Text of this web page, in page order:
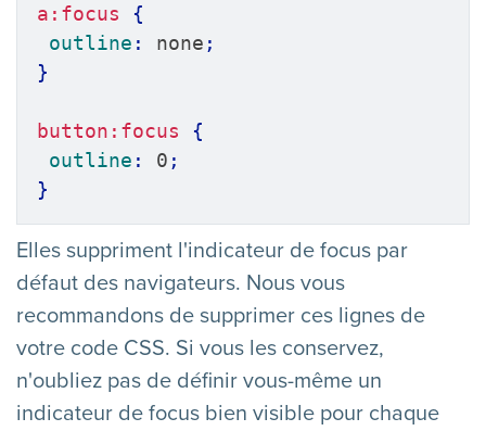
a:focus
{
outline : none ;
}
button:focus
{
outline : 0 ;
}
Elles suppriment l'indicateur de focus par
défaut des navigateurs. Nous vous
recommandons de supprimer ces lignes de
votre code CSS. Si vous les conservez,
n'oubliez pas de définir vous-même un
indicateur de focus bien visible pour chaque